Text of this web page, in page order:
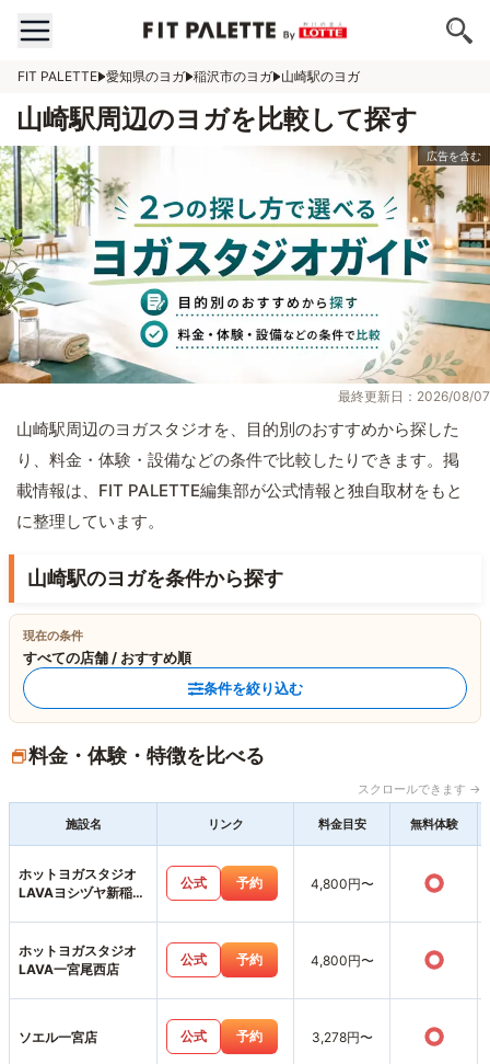
FIT PALETTE 愛知県のヨガ 稲沢市のヨガ 山崎駅のヨガ
山崎駅周辺のヨガを比較して探す
最終更新日：2026/08/07
山崎駅周辺のヨガスタジオを、目的別のおすすめから探した
り、料金・体験・設備などの条件で比較したりできます。掲
載情報は、FIT PALETTE編集部が公式情報と独自取材をもと
に整理しています。
山崎駅のヨガを条件から探す
現在の条件
すべての店舗 / おすすめ順
条件を絞り込む
料金・体験・特徴を比べる
スクロールできます →
施設名 リンク 料金目安 無料体験
ホットヨガスタジオ
LAVAヨシヅヤ新稲沢
公式 予約 4,800円〜 ○
ホットヨガスタジオ
LAVA一宮尾西店
公式 予約 4,800円〜 ○
ソエル一宮店 公式 予約 3,278円〜 ○